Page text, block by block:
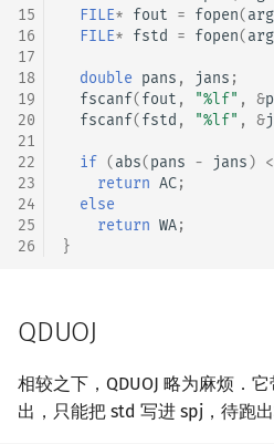
15
16
17
18
19
20
21
22
23
24
25
26
FILE* fout = fopen(
FILE* fstd = fopen(
double pans , jans ;
fscanf(fout , "%lf" , &
fscanf(fstd , "%lf" , &
if (abs(pans - jans) <
return AC;
else
return WA;
}
QDUOJ
相较之下，QDUOJ 略为麻烦．
出，只能把 std 写进 spj，待跑